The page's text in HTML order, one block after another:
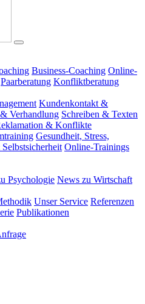
Business-Coaching Online-
Paarberatung Konfliktberatung
Kundenkontakt &
Verhandlung Schreiben & Texten
& Konflikte
Gesundheit, Stress,
Online-Trainings
Psychologie News zu Wirtschaft
Unser Service Referenzen
Publikationen